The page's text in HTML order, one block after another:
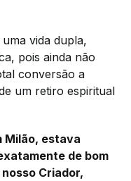
vida dupla,
pois ainda não
conversão a
um retiro espiritual
Milão, estava
de bom
Criador,